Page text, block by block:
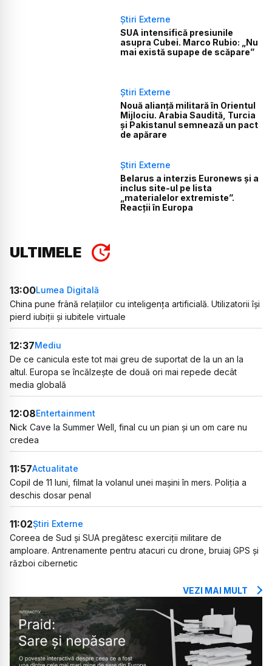
Știri Externe
SUA intensifică presiunile
asupra Cubei. Marco Rubio: „Nu
mai există supape de scăpare”
Știri Externe
Nouă alianță militară în Orientul
Mijlociu. Arabia Saudită, Turcia
și Pakistanul semnează un pact
de apărare
Știri Externe
Belarus a interzis Euronews și a
inclus site-ul pe lista
„materialelor extremiste”.
Reacții în Europa
ULTIMELE
13:00Lumea Digitală
China pune frână relațiilor cu inteligența artificială. Utilizatorii își
pierd iubiții și iubitele virtuale
12:37Mediu
De ce canicula este tot mai greu de suportat de la un an la
altul. Europa se încălzește de două ori mai repede decât
media globală
12:08Entertainment
Nick Cave la Summer Well, final cu un pian și un om care nu
credea
11:57Actualitate
Copil de 11 luni, filmat la volanul unei mașini în mers. Poliția a
deschis dosar penal
11:02Știri Externe
Coreea de Sud și SUA pregătesc exerciții militare de
amploare. Antrenamente pentru atacuri cu drone, bruiaj GPS și
război cibernetic
VEZI MAI MULT